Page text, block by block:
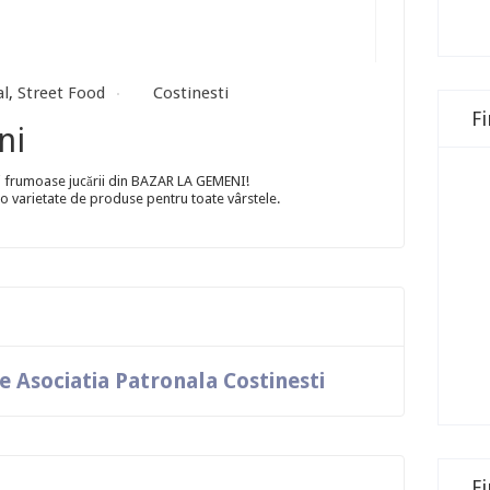
, Street Food Costinesti
jucării din BAZAR LA GEMENI!
varietate de produse pentru toate vârstele.
Asociatia Patronala Costinesti